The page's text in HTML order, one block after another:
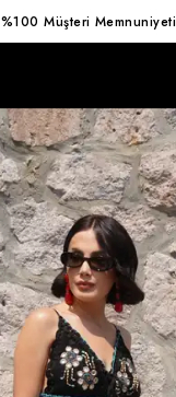
%100 Müşteri Memnuniyeti